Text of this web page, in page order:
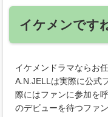
イケメンです
イケメンドラマならお
A.N.JELLは実際に公式
際にはファンに参加を
のデビューを待つファン